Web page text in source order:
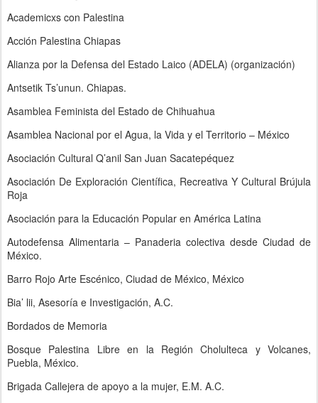
Academicxs con Palestina
Acción Palestina Chiapas
Alianza por la Defensa del Estado Laico (ADELA) (organización)
Antsetik Ts’unun. Chiapas.
Asamblea Feminista del Estado de Chihuahua
Asamblea Nacional por el Agua, la Vida y el Territorio – México
Asociación Cultural Q’anil San Juan Sacatepéquez
Asociación De Exploración Científica, Recreativa Y Cultural Brújula
Roja
Asociación para la Educación Popular en América Latina
Autodefensa Alimentaria – Panaderia colectiva desde Ciudad de
México.
Barro Rojo Arte Escénico, Ciudad de México, México
Bia’ lii, Asesoría e Investigación, A.C.
Bordados de Memoria
Bosque Palestina Libre en la Región Cholulteca y Volcanes,
Puebla, México.
Brigada Callejera de apoyo a la mujer, E.M. A.C.